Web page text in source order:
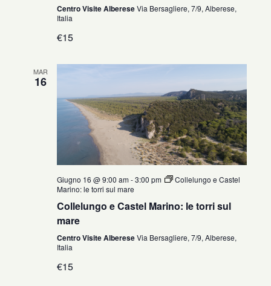
Centro Visite AlbereseVia Bersagliere, 7/9, Alberese,
Italia
€15
MAR
16
Giugno 16 @ 9:00 am-3:00 pm
Collelungo e Castel
Marino: le torri sul mare
Collelungo e Castel Marino: le torri sul
mare
Centro Visite AlbereseVia Bersagliere, 7/9, Alberese,
Italia
€15